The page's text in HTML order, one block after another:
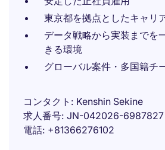
東京都を拠点としたキャリ
データ戦略から実装までを
きる環境
グローバル案件・多国籍チ
コンタクト
Kenshin Sekine
求人番号 JN-042026-6987827
電話 +81366276102